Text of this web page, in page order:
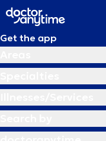
Get the app